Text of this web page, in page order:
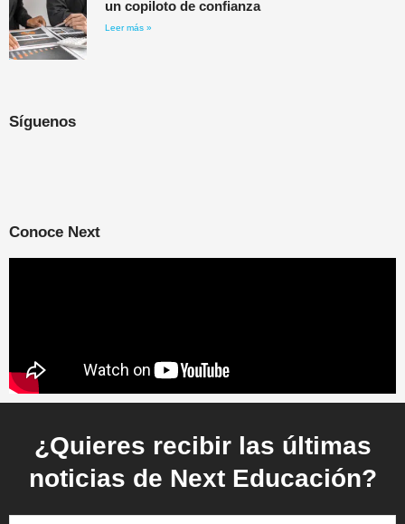
un copiloto de confianza
Leer más »
Síguenos
Conoce Next
¿Quieres recibir las últimas
noticias de Next Educación?